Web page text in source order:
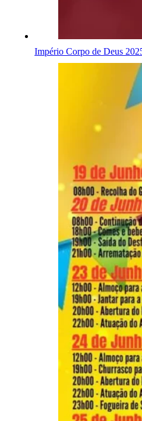
Império Corpo de Deus